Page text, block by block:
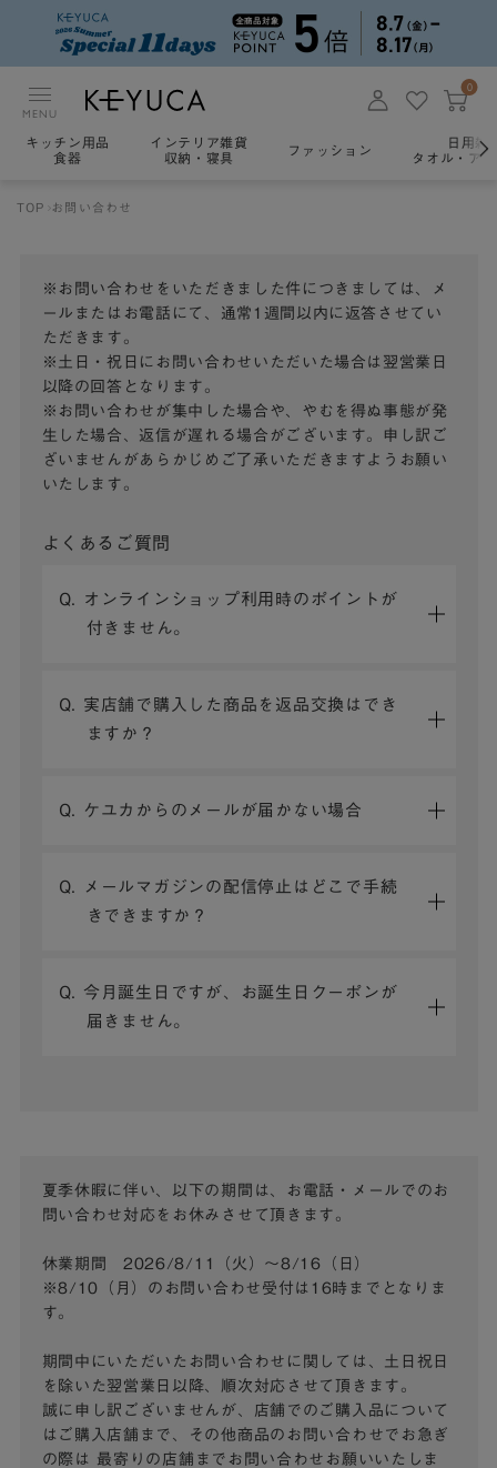
MENU
0
キッチン用品
食器
インテリア雑貨
収納・寝具
ファッション
日用雑
タオル・ア
TOP お問い合わせ
※お問い合わせをいただきました件につきましては、メ
ールまたはお電話にて、通常1週間以内に返答させてい
ただきます。
※土日・祝日にお問い合わせいただいた場合は翌営業日
以降の回答となります。
※お問い合わせが集中した場合や、やむを得ぬ事態が発
生した場合、返信が遅れる場合がございます。申し訳ご
ざいませんがあらかじめご了承いただきますようお願い
いたします。
よくあるご質問
Q. オンラインショップ利用時のポイントが
付きません。
Q. 実店舗で購入した商品を返品交換はでき
ますか？
Q. ケユカからのメールが届かない場合
Q. メールマガジンの配信停止はどこで手続
きできますか？
Q. 今月誕生日ですが、お誕生日クーポンが
届きません。
夏季休暇に伴い、以下の期間は、お電話・メールでのお
問い合わせ対応をお休みさせて頂きます。
休業期間 2026/8/11（火）～8/16（日）
※8/10（月）のお問い合わせ受付は16時までとなりま
す。
期間中にいただいたお問い合わせに関しては、土日祝日
を除いた翌営業日以降、順次対応させて頂きます。
誠に申し訳ございませんが、店舗でのご購入品について
はご購入店舗まで、その他商品のお問い合わせでお急ぎ
の際は
最寄りの店舗までお問い合わせお願いいたしま